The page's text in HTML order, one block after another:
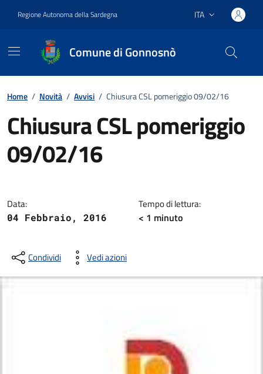
Regione Autonoma della Sardegna Lingua attiva:
ITA
Comune di Gonnosnò
Home / Novità / Avvisi / Chiusura CSL pomeriggio 09/02/16
Chiusura CSL pomeriggio
09/02/16
Data:
04 Febbraio, 2016
Tempo di lettura:
< 1 minuto
Condividi Vedi azioni